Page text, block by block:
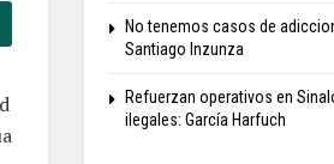
No tenemos casos de
Santiago Inzunza
Refuerzan operativos en
ilegales: García Harfuch